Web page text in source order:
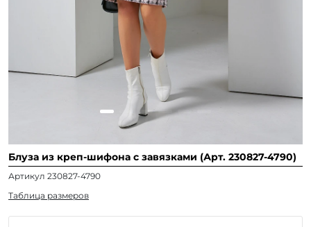
Блуза из креп-шифона с завязками (Арт. 230827-4790)
Артикул 230827-4790
Таблица размеров